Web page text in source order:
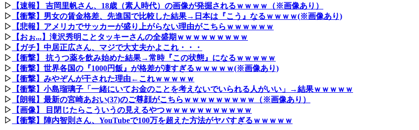
▷
【速報】 吉岡里帆さん、18歳（素人時代）の画像が発掘されるｗｗｗｗ（※画像あり）
▷
【衝撃】男女の賃金格差、先進国で比較した結果→日本は『こう』なるｗｗｗｗ(※画像あり)
▷
【悲報】アメリカでサッカーが盛り上がらない理由がこちらｗｗｗｗｗｗ
▷
【おぉ...】滝沢秀明ことタッキーさんの全盛期ｗｗｗｗｗｗｗｗｗ
▷
【ガチ】中居正広さん、マジで大丈夫かよこれ・・・
▷
【衝撃】 抗うつ薬を飲み始めた結果→常時『この状態』になるｗｗｗｗｗ
▷
【衝撃】世界各国の『1000円飯』が格差が凄すぎるｗｗｗｗｗ(※画像あり)
▷
【衝撃】みやぞんが干された理由←これｗｗｗｗｗ
▷
【衝撃】小島瑠璃子「一緒にいてお金のことを考えないでいられる人がいい」→結果ｗｗｗｗｗ
▷
【朗報】最新の宮崎あおい(37)のご尊顔がこちらｗｗｗｗｗｗｗｗｗ（※画像あり）
▷
【画像】 目閉じたらこういうの見えるやつｗｗｗｗｗｗｗｗｗｗｗ
▷
【衝撃】陣内智則さん、YouTubeで100万を超えた方法がヤバすぎるｗｗｗｗｗ